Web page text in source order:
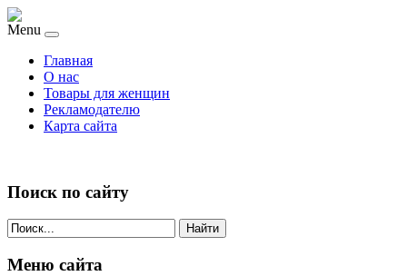
Menu
Главная
О нас
Товары для женщин
Рекламодателю
Карта сайта
Поиск по сайту
Найти
Меню сайта